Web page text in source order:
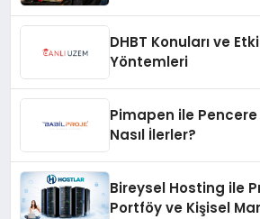
DHBT Konuları ve
Yöntemleri
Pimapen ile
Nasıl İlerler?
Bireysel Hosting ile
Portföy ve Kişisel